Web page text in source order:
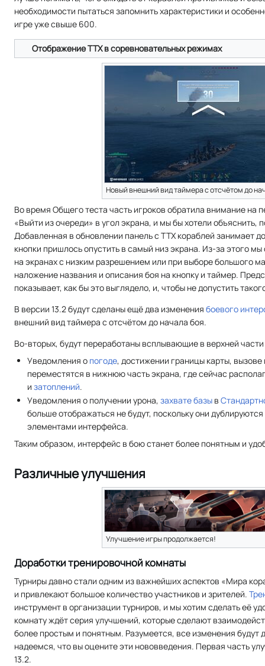
необходимости пытаться запомнить характеристики и
игре уже свыше 600.
Отображение ТТХ в соревновательных режимах
Новый внешний вид таймера с отсчётом до
Во время Общего теста часть игроков обратила внимание на
«Выйти из очереди» в угол экрана, и мы бы хотели объяснить,
Добавленная в обновлении панель с ТТХ кораблей занимает
кнопки пришлось опустить в самый низ экрана. Из-за этого
на экранах с низким разрешением или при выборе большого
наложение названия и описания боя на кнопку и таймер.
показывает, как бы это выглядело, и, чтобы не допустить
В версии 13.2 будут сделаны ещё два изменения боевого
внешний вид таймера с отсчётом до начала боя.
Во-вторых, будут переработаны всплывающие в верхней
Уведомления о погоде, достижении границы карты,
переместятся в нижнюю часть экрана, где сейчас
изатоплений.
Уведомления о получении урона,захвате базы в
больше отображаться не будут, поскольку они
элементами интерфейса.
Таким образом, интерфейс в бою станет более понятным и
Различные улучшения
Улучшение игры продолжается!
Доработки тренировочной комнаты
Турниры давно стали одним из важнейших аспектов «Мира
и привлекают большое количество участников и зрителей.
инструмент в организации турниров, и мы хотим сделать её
комнату ждёт серия улучшений, которые сделают
более простым и понятным. Разумеется, все изменения будут
надеемся, что вы оцените эти нововведения. Первая часть
13.2.